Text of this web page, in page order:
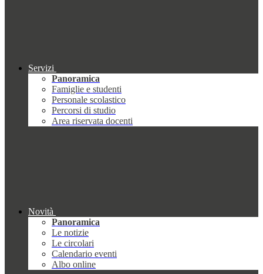
Servizi
Panoramica
Famiglie e studenti
Personale scolastico
Percorsi di studio
Area riservata docenti
Novità
Panoramica
Le notizie
Le circolari
Calendario eventi
Albo online